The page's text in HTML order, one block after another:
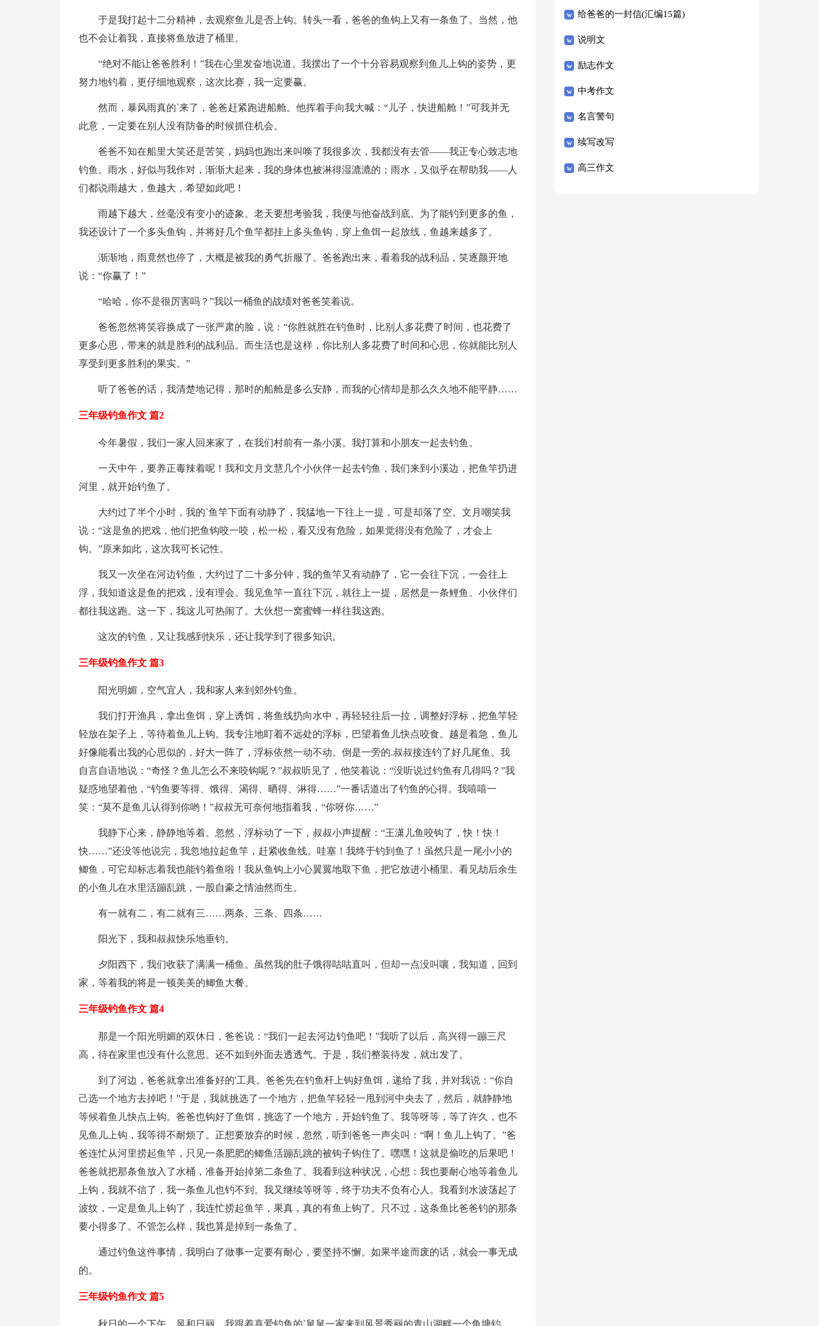
于是我打起十二分精神，去观察鱼儿是否上钩。转头一看，爸爸的鱼钩上又有一条鱼了。当然，他
也不会让着我，直接将鱼放进了桶里。
“绝对不能让爸爸胜利！”我在心里发奋地说道。我摆出了一个十分容易观察到鱼儿上钩的姿势，更
努力地钓着，更仔细地观察，这次比赛，我一定要赢。
然而，暴风雨真的`来了，爸爸赶紧跑进船舱。他挥着手向我大喊：“儿子，快进船舱！”可我并无
此意，一定要在别人没有防备的时候抓住机会。
爸爸不知在船里大笑还是苦笑，妈妈也跑出来叫唤了我很多次，我都没有去管——我正专心致志地
钓鱼。雨水，好似与我作对，渐渐大起来，我的身体也被淋得湿漉漉的；雨水，又似乎在帮助我——人
们都说雨越大，鱼越大，希望如此吧！
雨越下越大，丝毫没有变小的迹象。老天要想考验我，我便与他奋战到底。为了能钓到更多的鱼，
我还设计了一个多头鱼钩，并将好几个鱼竿都挂上多头鱼钩，穿上鱼饵一起放线，鱼越来越多了。
渐渐地，雨竟然也停了，大概是被我的勇气折服了。爸爸跑出来，看着我的战利品，笑逐颜开地
说：“你赢了！”
“哈哈，你不是很厉害吗？”我以一桶鱼的战绩对爸爸笑着说。
爸爸忽然将笑容换成了一张严肃的脸，说：“你胜就胜在钓鱼时，比别人多花费了时间，也花费了
更多心思，带来的就是胜利的战利品。而生活也是这样，你比别人多花费了时间和心思，你就能比别人
享受到更多胜利的果实。”
听了爸爸的话，我清楚地记得，那时的船舱是多么安静，而我的心情却是那么久久地不能平静……
三年级钓鱼作文 篇2
今年暑假，我们一家人回来家了，在我们村前有一条小溪。我打算和小朋友一起去钓鱼。
一天中午，要养正毒辣着呢！我和文月文慧几个小伙伴一起去钓鱼，我们来到小溪边，把鱼竿扔进
河里，就开始钓鱼了。
大约过了半个小时，我的`鱼竿下面有动静了，我猛地一下往上一提，可是却落了空。文月嘲笑我
说：“这是鱼的把戏，他们把鱼钩咬一咬，松一松，看又没有危险，如果觉得没有危险了，才会上
钩。”原来如此，这次我可长记性。
我又一次坐在河边钓鱼，大约过了二十多分钟，我的鱼竿又有动静了，它一会往下沉，一会往上
浮，我知道这是鱼的把戏，没有理会。我见鱼竿一直往下沉，就往上一提，居然是一条鲤鱼。小伙伴们
都往我这跑。这一下，我这儿可热闹了。大伙想一窝蜜蜂一样往我这跑。
这次的钓鱼，又让我感到快乐，还让我学到了很多知识。
三年级钓鱼作文 篇3
阳光明媚，空气宜人，我和家人来到郊外钓鱼。
我们打开渔具，拿出鱼饵，穿上诱饵，将鱼线扔向水中，再轻轻往后一拉，调整好浮标，把鱼竿轻
轻放在架子上，等待着鱼儿上钩。我专注地盯着不远处的浮标，巴望着鱼儿快点咬食。越是着急，鱼儿
好像能看出我的心思似的，好大一阵了，浮标依然一动不动。倒是一旁的.叔叔接连钓了好几尾鱼。我
自言自语地说：“奇怪？鱼儿怎么不来咬钩呢？”叔叔听见了，他笑着说：“没听说过钓鱼有几得吗？”我
疑惑地望着他，“钓鱼要等得、饿得、渴得、晒得、淋得……”一番话道出了钓鱼的心得。我嘻嘻一
笑：“莫不是鱼儿认得到你哟！”叔叔无可奈何地指着我，“你呀你……”
我静下心来，静静地等着。忽然，浮标动了一下，叔叔小声提醒：“王潇儿鱼咬钩了，快！快！
快……”还没等他说完，我忽地拉起鱼竿，赶紧收鱼线。哇塞！我终于钓到鱼了！虽然只是一尾小小的
鲫鱼，可它却标志着我也能钓着鱼啦！我从鱼钩上小心翼翼地取下鱼，把它放进小桶里。看见劫后余生
的小鱼儿在水里活蹦乱跳，一股自豪之情油然而生。
有一就有二，有二就有三……两条、三条、四条……
阳光下，我和叔叔快乐地垂钓。
夕阳西下，我们收获了满满一桶鱼。虽然我的肚子饿得咕咕直叫，但却一点没叫嚷，我知道，回到
家，等着我的将是一顿美美的鲫鱼大餐。
三年级钓鱼作文 篇4
那是一个阳光明媚的双休日，爸爸说：“我们一起去河边钓鱼吧！”我听了以后，高兴得一蹦三尺
高，待在家里也没有什么意思。还不如到外面去透透气。于是，我们整装待发，就出发了。
到了河边，爸爸就拿出准备好的'工具。爸爸先在钓鱼杆上钩好鱼饵，递给了我，并对我说：“你自
己选一个地方去掉吧！”于是，我就挑选了一个地方，把鱼竿轻轻一甩到河中央去了，然后，就静静地
等候着鱼儿快点上钩。爸爸也钩好了鱼饵，挑选了一个地方，开始钓鱼了。我等呀等，等了许久，也不
见鱼儿上钩，我等得不耐烦了。正想要放弃的时候，忽然，听到爸爸一声尖叫：“啊！鱼儿上钩了。”爸
爸连忙从河里捞起鱼竿，只见一条肥肥的鲫鱼活蹦乱跳的被钩子钩住了。嘿嘿！这就是偷吃的后果吧！
爸爸就把那条鱼放入了水桶，准备开始掉第二条鱼了。我看到这种状况，心想：我也要耐心地等着鱼儿
上钩，我就不信了，我一条鱼儿也钓不到。我又继续等呀等，终于功夫不负有心人。我看到水波荡起了
波纹，一定是鱼儿上钩了，我连忙捞起鱼竿，果真，真的有鱼上钩了。只不过，这条鱼比爸爸钓的那条
要小得多了。不管怎么样，我也算是掉到一条鱼了。
通过钓鱼这件事情，我明白了做事一定要有耐心，要坚持不懈。如果半途而废的话，就会一事无成
的。
三年级钓鱼作文 篇5
秋日的一个下午，风和日丽。我跟着喜爱钓鱼的`舅舅一家来到风景秀丽的青山湖畔一个鱼塘钓
给爸爸的一封信(汇编15篇)
说明文
励志作文
中考作文
名言警句
续写改写
高三作文